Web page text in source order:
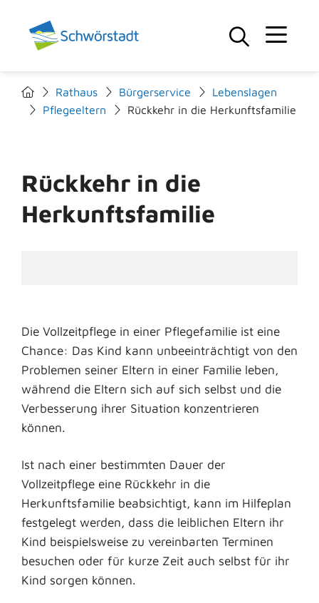
Rathaus Bürgerservice
Lebenslagen
Pflegeeltern
Rückkehr in die Herkunftsfamilie
Rückkehr in die
Herkunftsfamilie
Die Vollzeitpflege in einer Pflegefamilie ist eine
Chance: Das Kind kann unbeeinträchtigt von den
Problemen seiner Eltern in einer Familie leben,
während die Eltern sich auf sich selbst und die
Verbesserung ihrer Situation konzentrieren
können.
Ist nach einer bestimmten Dauer der
Vollzeitpflege eine Rückkehr in die
Herkunftsfamilie beabsichtigt, kann im Hilfeplan
festgelegt werden, dass die leiblichen Eltern ihr
Kind beispielsweise zu vereinbarten Terminen
besuchen oder für kurze Zeit auch selbst für ihr
Kind sorgen können.